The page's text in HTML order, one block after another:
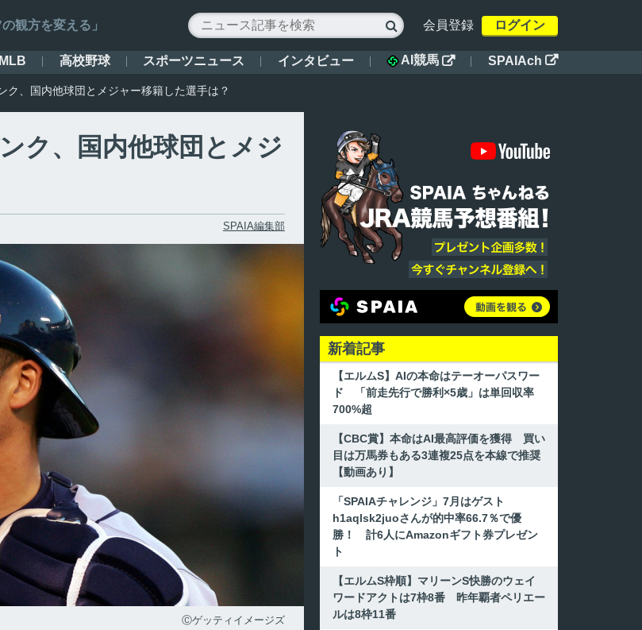
観方を変える」  会員登録 ログイン
MLB 高校野球 スポーツニュース インタビュー AI競馬  SPAIAch 
ク、国内他球団とメジャー移籍した選手は？
ク、国内他球団とメジ
SPAIA編集部
Ⓒゲッティイメージズ
新着記事
【エルムS】AIの本命はテーオーパスワー
ド 「前走先行で勝利×5歳」は単回収率
700%超
【CBC賞】本命はAI最高評価を獲得 買い
目は万馬券もある3連複25点を本線で推奨
【動画あり】
「SPAIAチャレンジ」7月はゲスト
h1aqlsk2juoさんが的中率66.7％で優
勝！ 計6人にAmazonギフト券プレゼン
ト
【エルムS枠順】マリーンS快勝のウェイ
ワードアクトは7枠8番 昨年覇者ペリエー
ルは8枠11番